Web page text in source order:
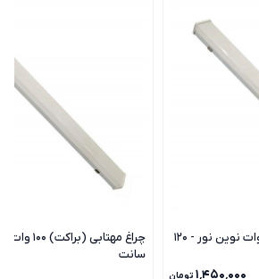
چراغ مهتابی (براکت) 120 وات نوین نور - 120
۱٬۴۵۰٬۰۰۰ تومان
سانت